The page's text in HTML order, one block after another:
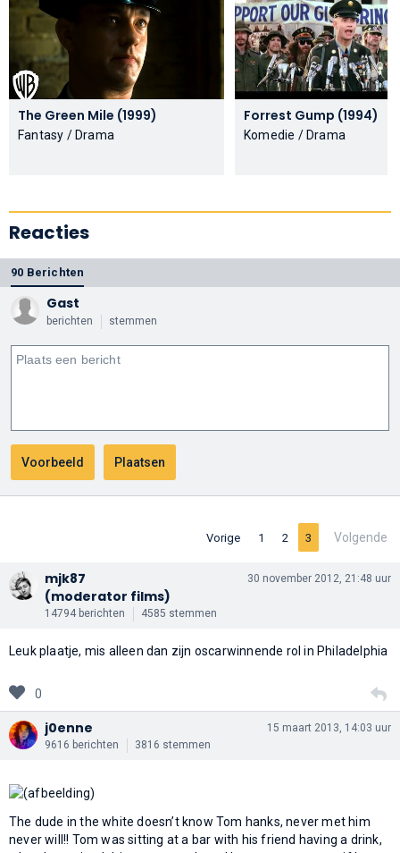
The Green Mile (1999)
Fantasy / Drama
Forrest Gump (1994)
Komedie / Drama
Reacties
90 Berichten
Gast
berichten stemmen
Vorige 1 2 3 Volgende
mjk87
(moderator films)
14794 berichten 4585 stemmen
30 november 2012, 21:48 uur
Leuk plaatje, mis alleen dan zijn oscarwinnende rol in Philadelphia
0
j0enne
9616 berichten 3816 stemmen
15 maart 2013, 14:03 uur
The dude in the white doesn’t know Tom hanks, never met him
never will!! Tom was sitting at a bar with his friend having a drink,